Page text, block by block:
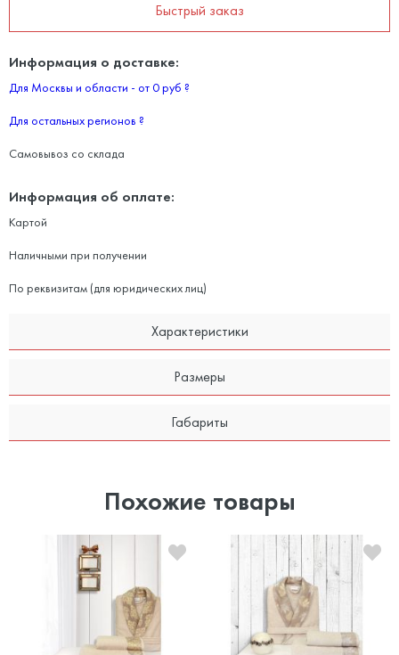
Быстрый заказ
Информация о доставке:
Для Москвы и области - от 0 руб ?
Для остальных регионов ?
Самовывоз со склада
Информация об оплате:
Картой
Наличными при получении
По реквизитам (для юридических лиц)
Характеристики
Размеры
Габариты
Похожие товары